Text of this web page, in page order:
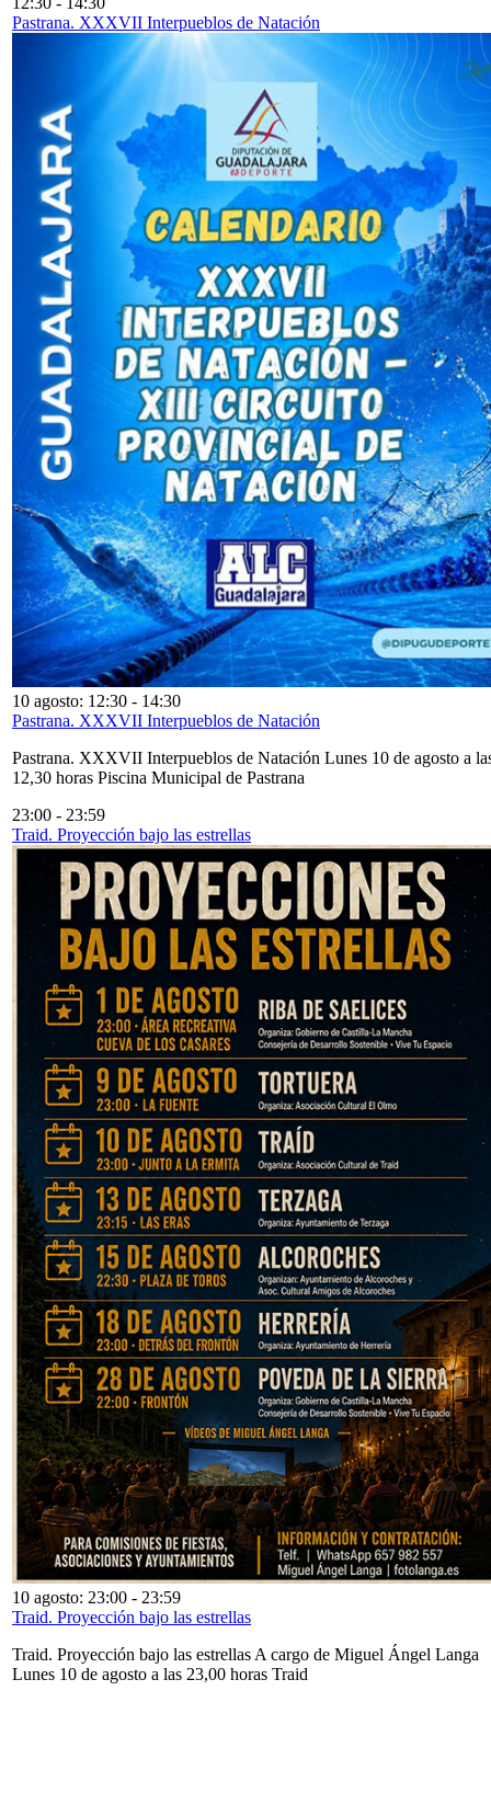
Pastrana. XXXVII Interpueblos de Natación
10 agosto: 12:30 - 14:30
Pastrana. XXXVII Interpueblos de Natación
Pastrana. XXXVII Interpueblos de Natación Lunes 10 de agosto a
12,30 horas Piscina Municipal de Pastrana
23:00 - 23:59
Traid. Proyección bajo las estrellas
10 agosto: 23:00 - 23:59
Traid. Proyección bajo las estrellas
Traid. Proyección bajo las estrellas A cargo de Miguel Ángel Langa
Lunes 10 de agosto a las 23,00 horas Traid